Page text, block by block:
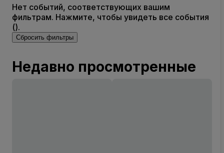
Нет событий, соответствующих вашим
фильтрам. Нажмите, чтобы увидеть все события
().
Сбросить фильтры
Недавно просмотренные